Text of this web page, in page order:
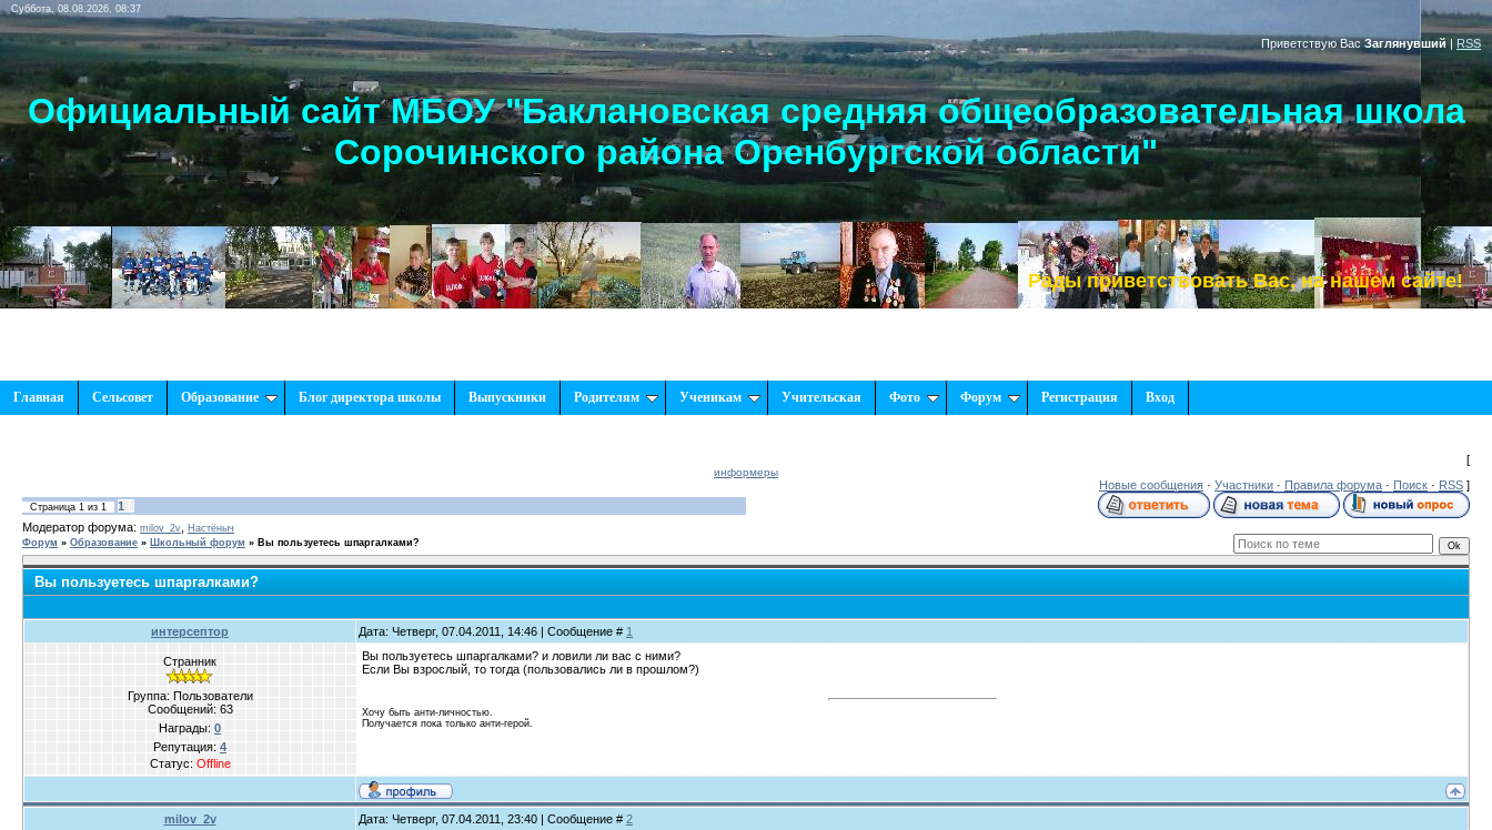
Суббота, 08.08.2026, 08:37
Приветствую Вас Заглянувший | RSS
Официальный сайт МБОУ "Баклановская средняя общеобразовательная школа
Сорочинского района Оренбургской области"
Рады приветствовать Вас, на нашем сайте!
Главная Сельсовет Образование Блог директора школы Выпускники Родителям Ученикам Учительская Фото Форум Регистрация Вход
[
информеры
Новые сообщения · Участники · Правила форума · Поиск · RSS ]
Страница 1 из 1
1
Модератор форума: milov_2v, Настёныч
Форум » Образование » Школьный форум » Вы пользуетесь шпаргалками?
Вы пользуетесь шпаргалками?
интерсептор Дата: Четверг, 07.04.2011, 14:46 | Сообщение # 1
Странник
Группа: Пользователи
Сообщений: 63
Награды: 0
Репутация: 4
Статус: Offline
Вы пользуетесь шпаргалками? и ловили ли вас с ними?
Если Вы взрослый, то тогда (пользовались ли в прошлом?)
Хочу быть анти-личностью.
Получается пока только анти-герой.
milov_2v Дата: Четверг, 07.04.2011, 23:40 | Сообщение # 2